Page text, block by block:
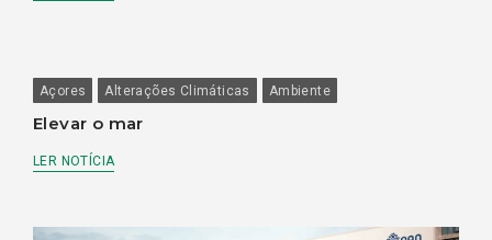
Açores Alterações Climáticas Ambiente
Elevar o mar
LER NOTÍCIA